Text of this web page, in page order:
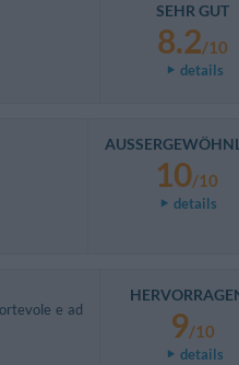
SEHR GUT
8.2/10
details
10/10
details
e ad
9/10
details